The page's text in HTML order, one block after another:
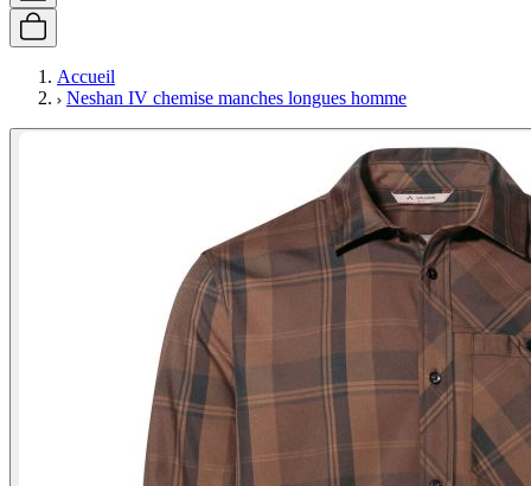
Accueil
Neshan IV chemise manches longues homme